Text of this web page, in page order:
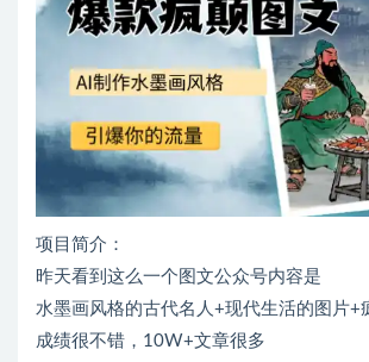
项目简介：
昨天看到这么一个图文公众号内容是
水墨画风格的古代名人 +现代生活的图片+
成绩很不错， 10W+文章很多